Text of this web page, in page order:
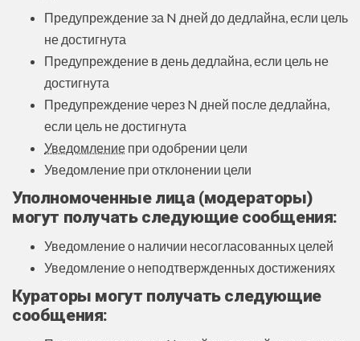
Предупреждение за N дней до дедлайна, если цель
не достигнута
Предупреждение в день дедлайна, если цель не
достигнута
Предупреждение через N дней после дедлайна,
если цель не достигнута
Уведомление при одобрении цели
Уведомление при отклонении цели
Уполномоченные лица (модераторы)
могут получать следующие сообщения:
Уведомление о наличии несогласованных целей
Уведомление о неподтвержденных достижениях
Кураторы могут получать следующие
сообщения: